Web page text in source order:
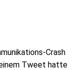
Crash
Tweet hatte